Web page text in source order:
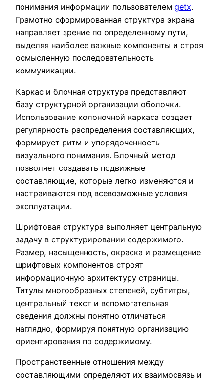
понимания информации пользователем getx.
Грамотно сформированная структура экрана
направляет зрение по определенному пути,
выделяя наиболее важные компоненты и строя
осмысленную последовательность
коммуникации.
Каркас и блочная структура представляют
базу структурной организации оболочки.
Использование колоночной каркаса создает
регулярность распределения составляющих,
формирует ритм и упорядоченность
визуального понимания. Блочный метод
позволяет создавать подвижные
составляющие, которые легко изменяются и
настраиваются под всевозможные условия
эксплуатации.
Шрифтовая структура выполняет центральную
задачу в структурировании содержимого.
Размер, насыщенность, окраска и размещение
шрифтовых компонентов строят
информационную архитектуру страницы.
Титулы многообразных степеней, субтитры,
центральный текст и вспомогательная
сведения должны понятно отличаться
наглядно, формируя понятную организацию
ориентирования по содержимому.
Пространственные отношения между
составляющими определяют их взаимосвязь и